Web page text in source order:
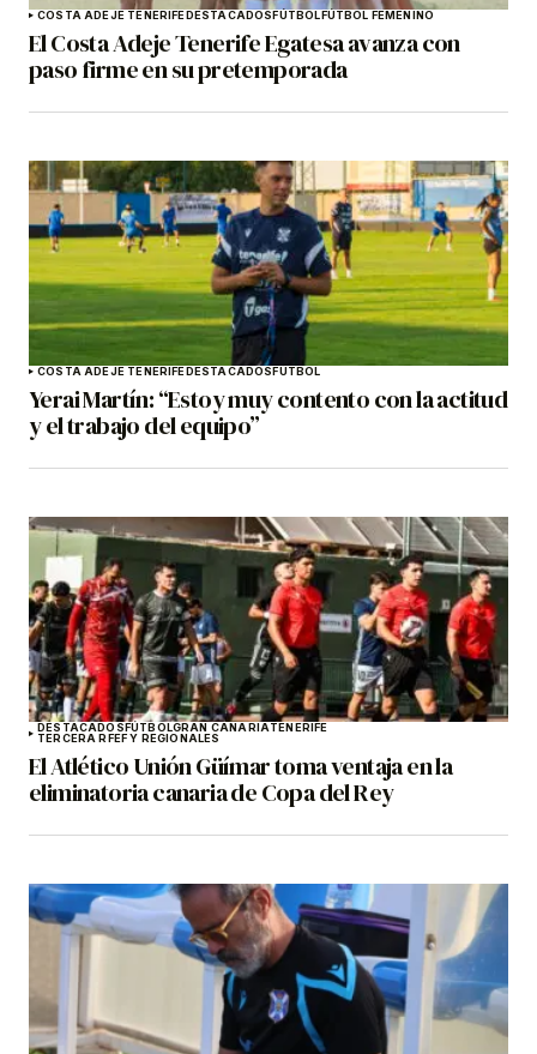
COSTA ADEJE TENERIFEDESTACADOSFÚTBOLFÚTBOL FEMENINO
El Costa Adeje Tenerife Egatesa avanza con
paso firme en su pretemporada
COSTA ADEJE TENERIFEDESTACADOSFÚTBOL
Yerai Martín: “Estoy muy contento con la actitud
y el trabajo del equipo”
DESTACADOSFÚTBOLGRAN CANARIATENERIFE
TERCERA RFEF Y REGIONALES
El Atlético Unión Güímar toma ventaja en la
eliminatoria canaria de Copa del Rey